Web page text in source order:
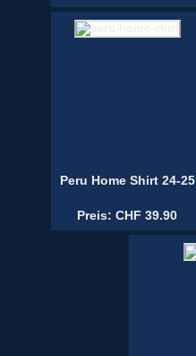
Peru Home Shirt 24-25
Preis: CHF 39.90